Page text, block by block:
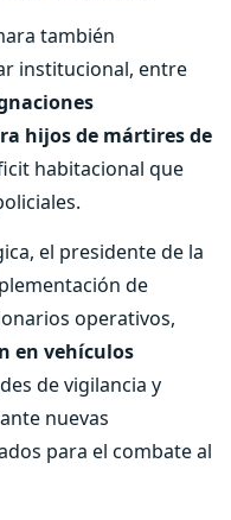
también
institucional, entre
hijos de mártires de
habitacional que
el presidente de la
de
operativos,
en vehículos
de vigilancia y
nuevas
para el combate al